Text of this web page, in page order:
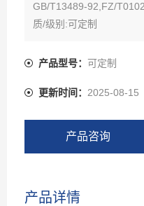
GB/T13489-92,FZ/
质/级别:可定制
产品型号： 可定制
更新时间： 2025-08-15
产品咨询
产品详情